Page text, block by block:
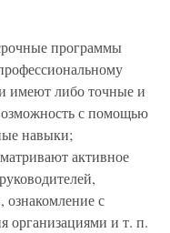
программы
имеют либо точные и
с помощью
навыки;
активное
с
организациями и т. п.